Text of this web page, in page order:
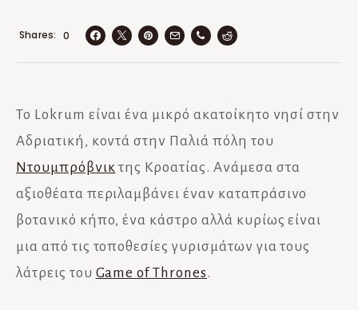
0
Shares
Το Lokrum είναι ένα μικρό ακατοίκητο νησί στην
Αδριατική, κοντά στην Παλιά πόλη του
Ντουμπρόβνικ της Κροατίας. Ανάμεσα στα
αξιοθέατα περιλαμβάνει έναν καταπράσινο
βοτανικό κήπο, ένα κάστρο αλλά κυρίως είναι
μια από τις τοποθεσίες γυρισμάτων για τους
λάτρεις του Game of Thrones.